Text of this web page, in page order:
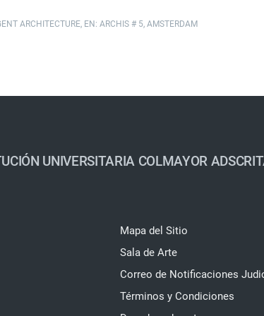
ARCHITECTURE, EN: ARCHIS # 5, AMSTERDAM
UNIVERSITARIA COLMAYOR
Mapa del Sitio
Sala de Arte
Correo de Notificaciones
Términos y Condiciones